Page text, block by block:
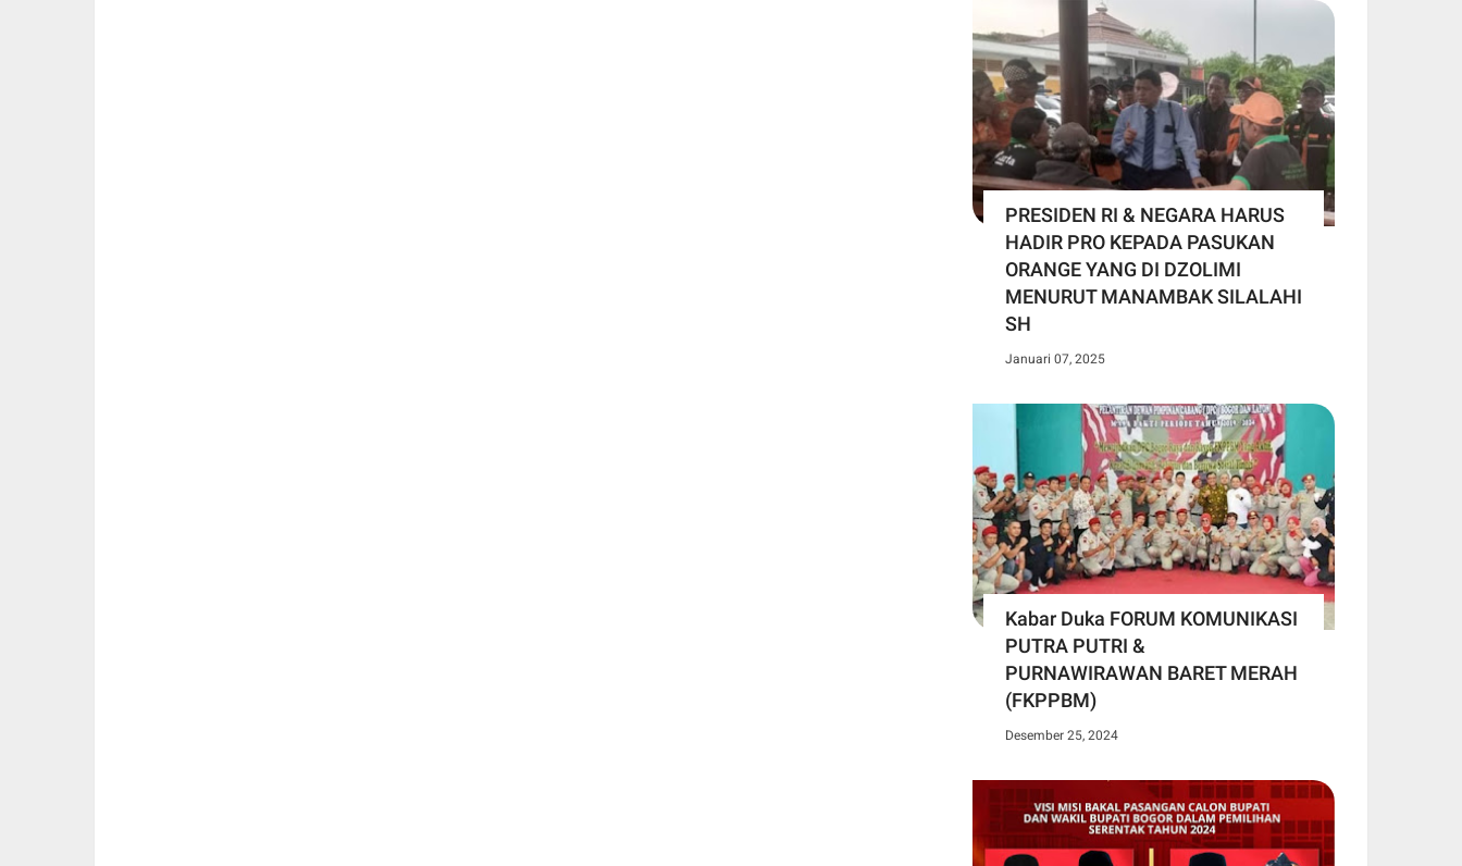
PRESIDEN RI & NEGARA HARUS
HADIR PRO KEPADA PASUKAN
ORANGE YANG DI DZOLIMI
MENURUT MANAMBAK SILALAHI
SH
Januari 07, 2025
Kabar Duka FORUM KOMUNIKASI
PUTRA PUTRI &
PURNAWIRAWAN BARET MERAH
(FKPPBM)
Desember 25, 2024